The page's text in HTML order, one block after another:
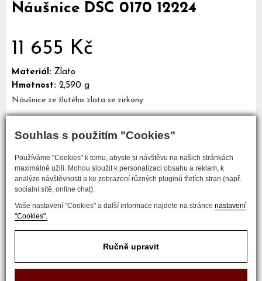
Souhlas s použitím "Cookies"
Používáme "Cookies" k tomu, abyste si návštěvu na našich stránkách
maximálně užili. Mohou sloužit k personalizaci obsahu a reklam, k
analýze návštěvnosti a ke zobrazení různých pluginů třetích stran (např.
socialní sítě, online chat).
Vaše nastavení "Cookies" a další informace najdete na stránce nastavení
"Cookies".
Ručně upravit
Náušnice DSC 0170 12224
11 655 Kč
Materiál: Zlato
Hmotnost: 2,590 g
Náušnice ze žlutého zlata se zirkony
COPYRIGHT © 2017 ZLATNICTVÍ NEŠKUDLA